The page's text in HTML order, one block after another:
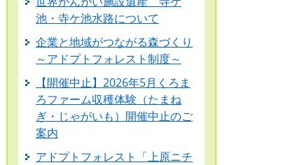
池・寺ケ池水路について
企業と地域がつながる森づくり
～アドプトフォレスト制度～
【開催中止】2026年5月くろま
ろファーム収穫体験（たまね
ぎ・じゃがいも）開催中止のご
案内
アドプトフォレスト「上原ニチ